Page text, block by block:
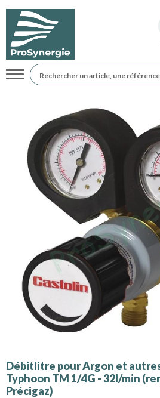
Navigation
Débitlitre pour Argon et
Typhoon TM 1/4G - 32l/min
Précigaz)